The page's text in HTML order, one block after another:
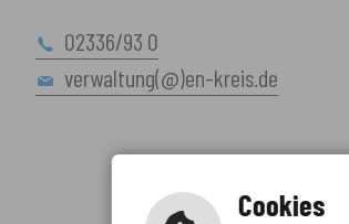
02336/93 0
verwaltung(@)en-kreis.de
Cookies